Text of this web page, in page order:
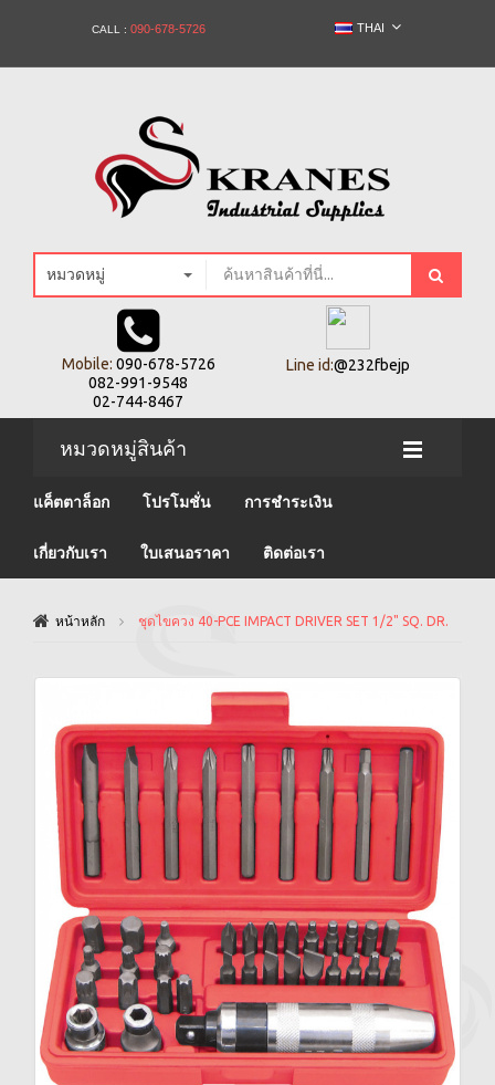
CALL : 090-678-5726 THAI
หมวดหมู่
Mobile: 090-678-5726
082-991-9548
02-744-8467
Line id:@232fbejp
หมวดหมู่สินค้า
แค็ตตาล็อก โปรโมชั่น การชำระเงิน
เกี่ยวกับเรา ใบเสนอราคา ติดต่อเรา
หน้าหลัก ชุดไขควง 40-PCE IMPACT DRIVER SET 1/2" SQ. DR.